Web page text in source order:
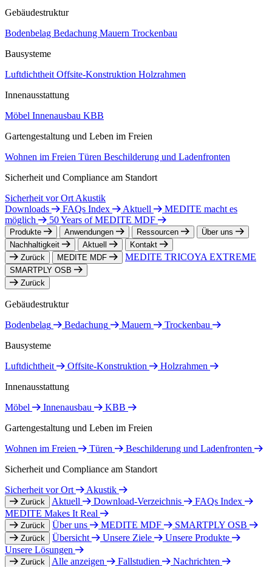
Gebäudestruktur
Bodenbelag Bedachung Mauern Trockenbau
Bausysteme
Luftdichtheit Offsite-Konstruktion Holzrahmen
Innenausstattung
Möbel Innenausbau KBB
Gartengestaltung und Leben im Freien
Wohnen im Freien Türen Beschilderung und Ladenfronten
Sicherheit und Compliance am Standort
Sicherheit vor Ort Akustik
Downloads
FAQs Index Aktuell
MEDITE macht es
möglich
50 Years of MEDITE MDF
Produkte Anwendungen Ressourcen
Über uns
Nachhaltigkeit
Aktuell
Kontakt
Zurück
MEDITE MDF MEDITE TRICOYA EXTREME
SMARTPLY OSB
Zurück
Gebäudestruktur
Bodenbelag
Bedachung Mauern
Trockenbau
Bausysteme
Luftdichtheit
Offsite-Konstruktion
Holzrahmen
Innenausstattung
Möbel
Innenausbau
KBB
Gartengestaltung und Leben im Freien
Wohnen im Freien
Türen
Beschilderung und Ladenfronten
Sicherheit und Compliance am Standort
Sicherheit vor Ort
Akustik
Zurück Aktuell Download-Verzeichnis
FAQs Index
MEDITE Makes It Real
Zurück Über uns MEDITE MDF SMARTPLY OSB
Zurück Übersicht Unsere Ziele
Unsere Produkte
Unsere Lösungen
Zurück Alle anzeigen Fallstudien
Nachrichten